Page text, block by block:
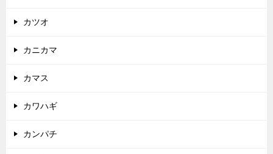
カツオ
カニカマ
カマス
カワハギ
カンパチ